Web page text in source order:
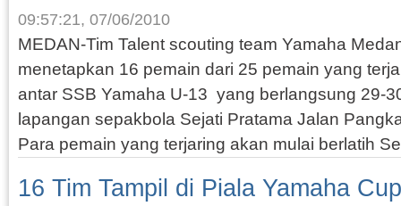
09:57:21, 07/06/2010
MEDAN-Tim Talent scouting team Yamaha
menetapkan 16 pemain dari 25 pemain yang
antar SSB Yamaha U-13 yang berlangsung 29-
lapangan sepakbola Sejati Pratama Jalan
Para pemain yang terjaring akan mulai berlatih
16 Tim Tampil di Piala Yamaha Cup